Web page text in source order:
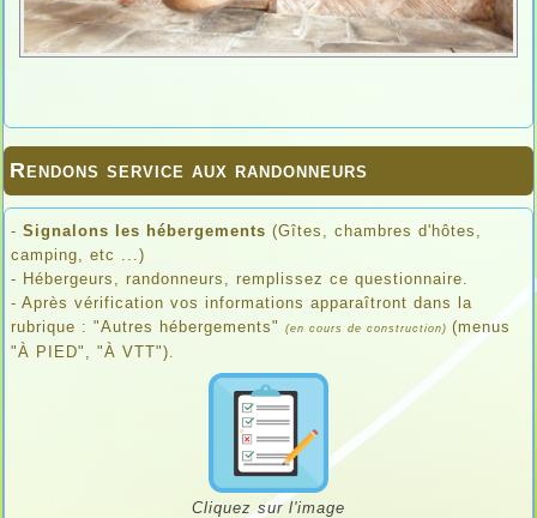
Rendons service aux randonneurs
- Signalons les hébergements (Gîtes, chambres d'hôtes,
camping, etc ...)
- Hébergeurs, randonneurs, remplissez ce questionnaire.
- Après vérification vos informations apparaîtront dans la
rubrique : "Autres hébergements"
(en cours de construction) (menus
"À PIED", "À VTT").
Cliquez sur l'image